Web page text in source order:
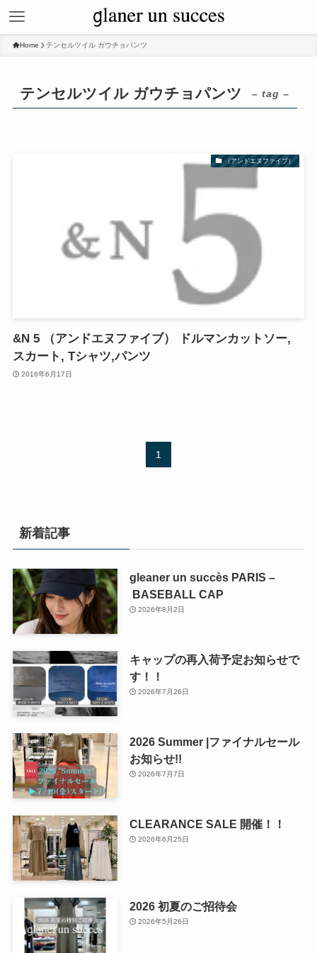
Home テンセルツイル ガウチョパンツ
テンセルツイル ガウチョパンツ – tag –
（アンドエヌファイブ）
&N 5 （アンドエヌファイブ） ドルマンカットソー,
スカート, Tシャツ,パンツ
2016年6月17日
1
新着記事
gleaner un succès PARIS –
BASEBALL CAP
2026年8月2日
キャップの再入荷予定お知らせで
す！！
2026年7月26日
2026 Summer |ファイナルセール
お知らせ!!
2026年7月7日
CLEARANCE SALE 開催！！
2026年6月25日
2026 初夏のご招待会
2026年5月26日